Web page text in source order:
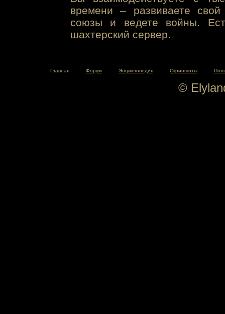
времени – развиваете свой
союзы и ведете войны.
шахтерский сервер.
Главная Форум Энциклопедия Скриншоты
©